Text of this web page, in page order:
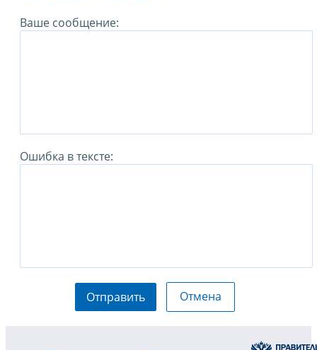
Ваше сообщение:
Ошибка в тексте:
Отправить Отмена